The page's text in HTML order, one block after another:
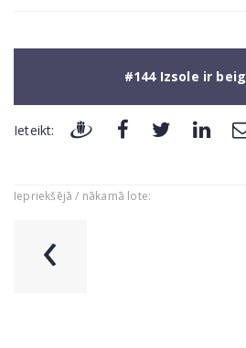
#144 Izsole ir
Ieteikt:
Iepriekšējā / nākamā lote:
‹